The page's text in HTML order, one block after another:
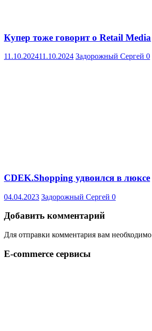
Купер тоже говорит о Retail Media
11.10.202411.10.2024 Задорожный Сергей 0
CDEK.Shopping удвоился в люксе
04.04.2023 Задорожный Сергей 0
Добавить комментарий
Для отправки комментария вам необходимо
E-commerce сервисы